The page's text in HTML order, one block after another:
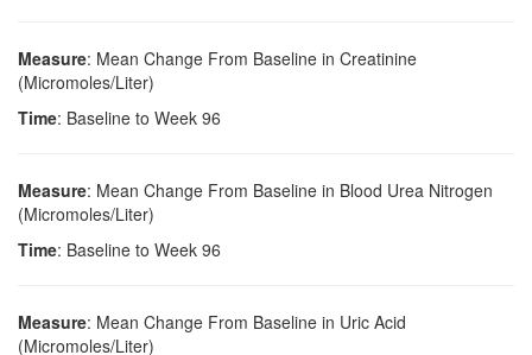
Measure: Mean Change From Baseline in Creatinine
(Micromoles/Liter)
Time: Baseline to Week 96
Measure: Mean Change From Baseline in Blood Urea Nitrogen
(Micromoles/Liter)
Time: Baseline to Week 96
Measure: Mean Change From Baseline in Uric Acid
(Micromoles/Liter)